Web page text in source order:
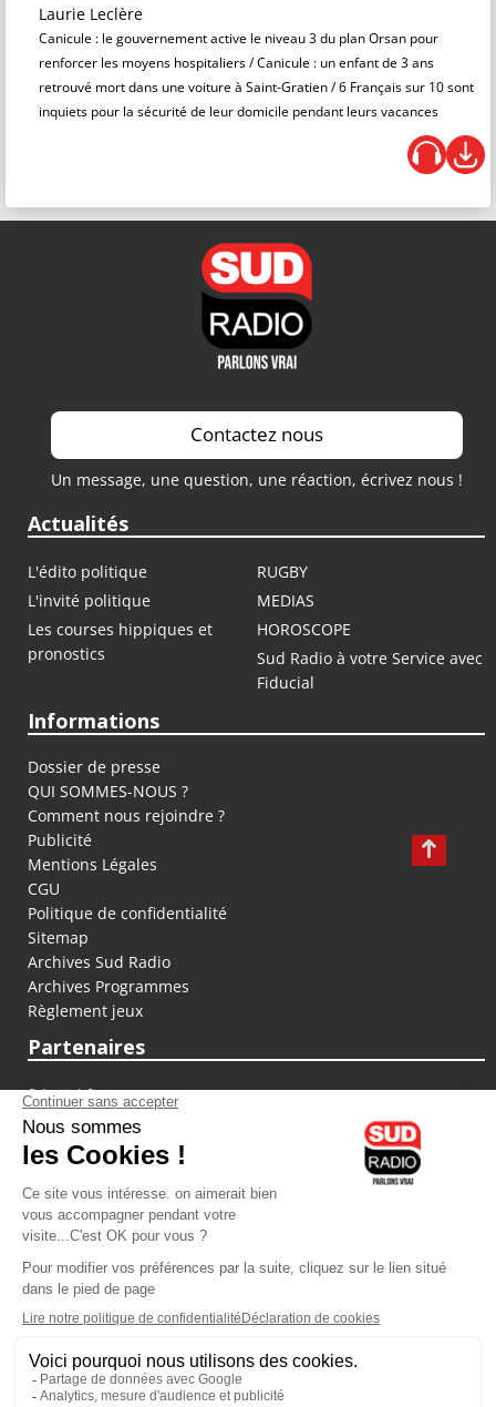
Laurie Leclère
Canicule : le gouvernement active le niveau 3 du plan Orsan pour
renforcer les moyens hospitaliers / Canicule : un enfant de 3 ans
retrouvé mort dans une voiture à Saint-Gratien / 6 Français sur 10 sont
inquiets pour la sécurité de leur domicile pendant leurs vacances
Contactez nous
Un message, une question, une réaction, écrivez nous !
Actualités
L'édito politique
RUGBY
L'invité politique
MEDIAS
Les courses hippiques et
pronostics
HOROSCOPE
Sud Radio à votre Service avec
Fiducial
Informations
Dossier de presse
QUI SOMMES-NOUS ?
Comment nous rejoindre ?
Publicité
Mentions Légales
CGU
Politique de confidentialité
Sitemap
Archives Sud Radio
Archives Programmes
Règlement jeux
Partenaires
fiducial.fr
lyoncapitale.fr
olympique-et-lyonnais.com
L'application Iphone / Android
Téléchargez l'application
Les cookies
Gestion des cookies